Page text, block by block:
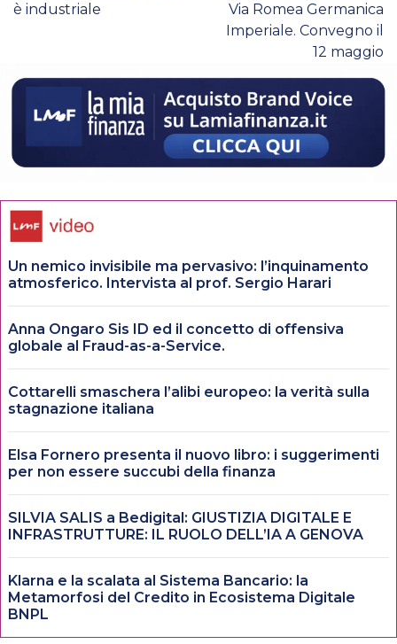
è industriale
Via Romea Germanica
Imperiale. Convegno il
12 maggio
Un nemico invisibile ma pervasivo: l’inquinamento
atmosferico. Intervista al prof. Sergio Harari
Anna Ongaro Sis ID ed il concetto di offensiva
globale al Fraud-as-a-Service.
Cottarelli smaschera l’alibi europeo: la verità sulla
stagnazione italiana
Elsa Fornero presenta il nuovo libro: i suggerimenti
per non essere succubi della finanza
SILVIA SALIS a Bedigital: GIUSTIZIA DIGITALE E
INFRASTRUTTURE: IL RUOLO DELL’IA A GENOVA
Klarna e la scalata al Sistema Bancario: la
Metamorfosi del Credito in Ecosistema Digitale
BNPL